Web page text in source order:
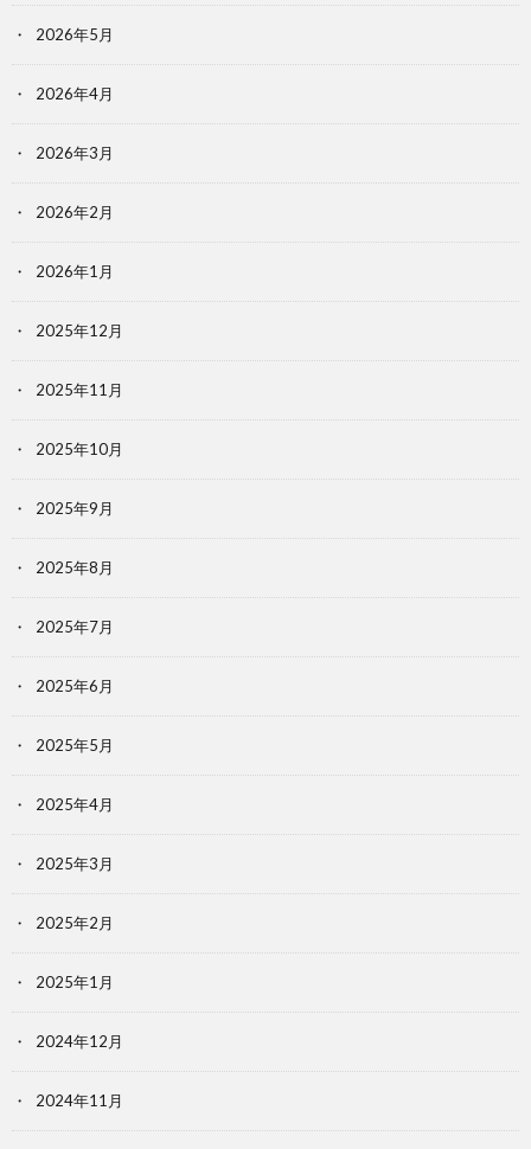
2026年5月
2026年4月
2026年3月
2026年2月
2026年1月
2025年12月
2025年11月
2025年10月
2025年9月
2025年8月
2025年7月
2025年6月
2025年5月
2025年4月
2025年3月
2025年2月
2025年1月
2024年12月
2024年11月